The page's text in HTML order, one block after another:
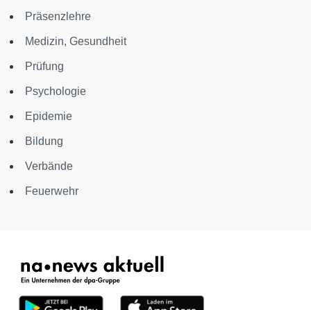
Präsenzlehre
Medizin, Gesundheit
Prüfung
Psychologie
Epidemie
Bildung
Verbände
Feuerwehr